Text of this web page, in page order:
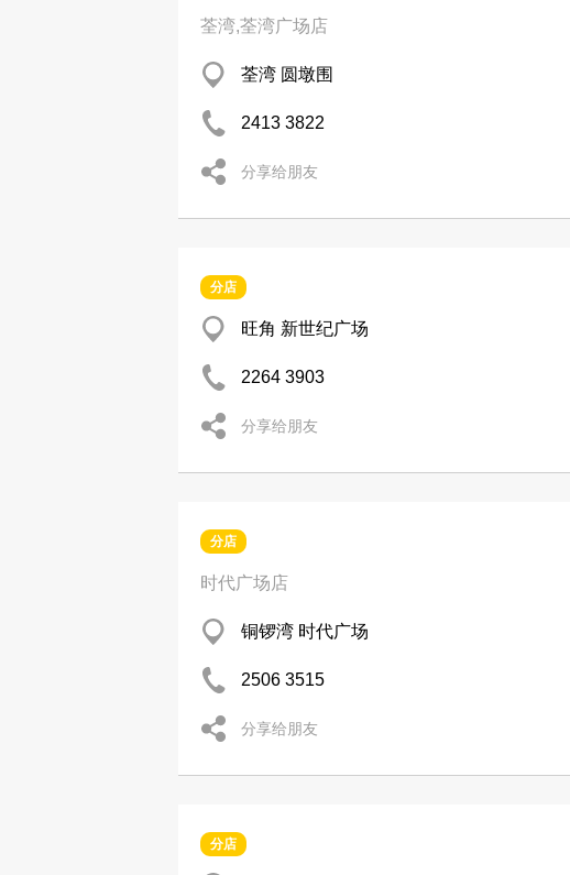
荃湾,荃湾广场店
荃湾 圆墩围
2413 3822
分享给朋友
分店
旺角 新世纪广场
2264 3903
分享给朋友
分店
时代广场店
铜锣湾 时代广场
2506 3515
分享给朋友
分店